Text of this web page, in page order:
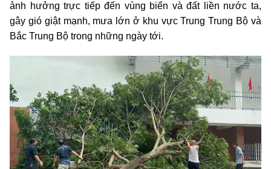
ảnh hưởng trực tiếp đến vùng biển và đất liền nước ta,
gây gió giật mạnh, mưa lớn ở khu vực Trung Trung Bộ và
Bắc Trung Bộ trong những ngày tới.